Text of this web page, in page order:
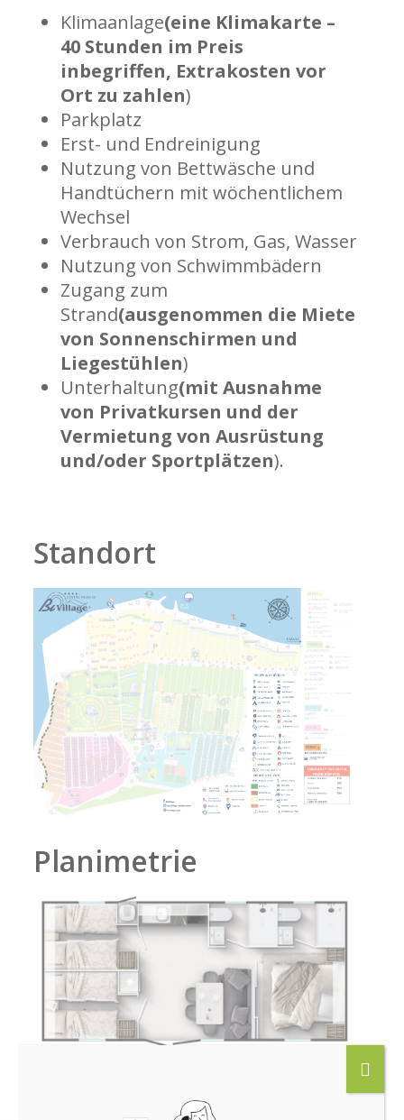
Klimaanlage(eine Klimakarte –
40 Stunden im Preis
inbegriffen, Extrakosten vor
Ort zu zahlen)
Parkplatz
Erst- und Endreinigung
Nutzung von Bettwäsche und
Handtüchern mit wöchentlichem
Wechsel
Verbrauch von Strom, Gas, Wasser
Nutzung von Schwimmbädern
Zugang zum
Strand(ausgenommen die Miete
von Sonnenschirmen und
Liegestühlen)
Unterhaltung(mit Ausnahme
von Privatkursen und der
Vermietung von Ausrüstung
und/oder Sportplätzen).
Standort
Planimetrie